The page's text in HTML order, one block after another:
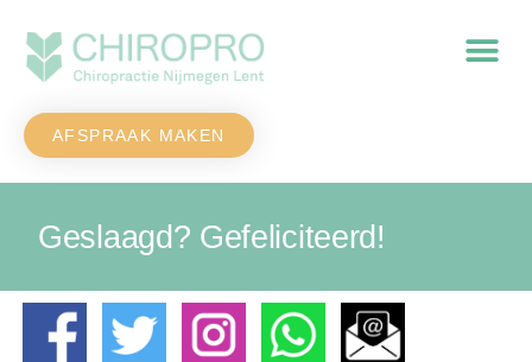
AFSPRAAK MAKEN
Geslaagd? Gefeliciteerd!